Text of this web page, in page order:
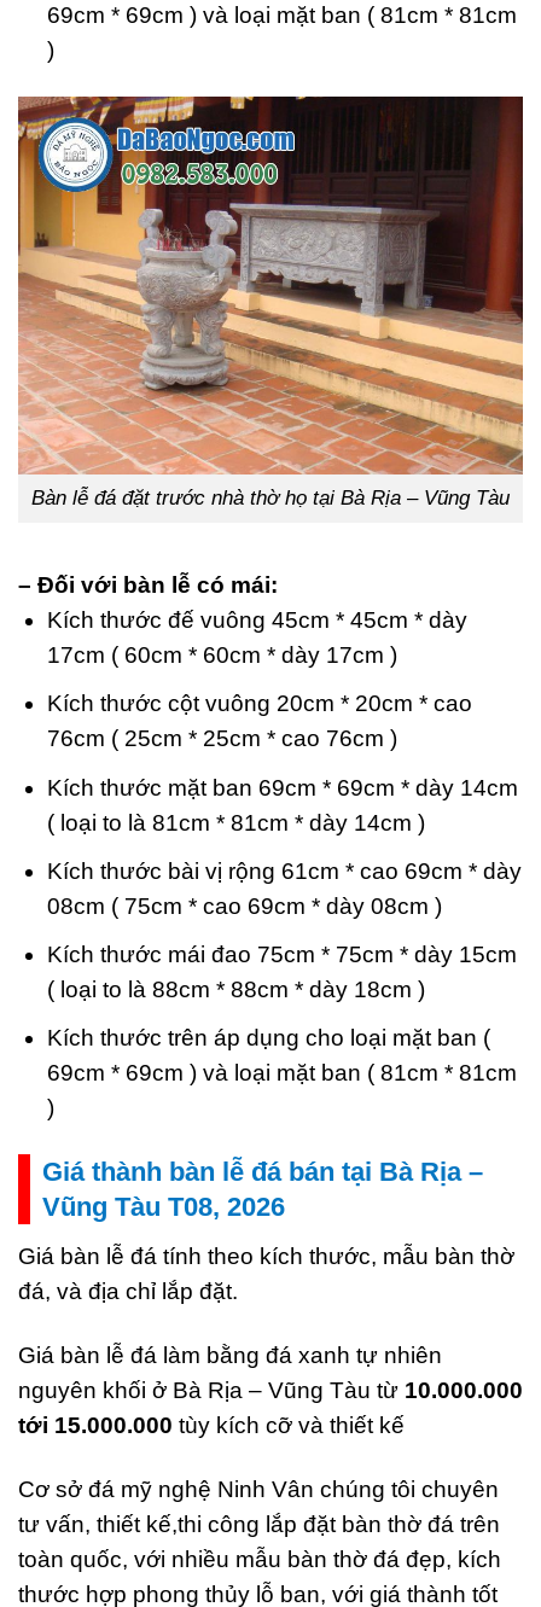
69cm * 69cm ) và loại mặt ban ( 81cm * 81cm
)
Bàn lễ đá đặt trước nhà thờ họ tại Bà Rịa – Vũng Tàu
– Đối với bàn lễ có mái:
Kích thước đế vuông 45cm * 45cm * dày
17cm ( 60cm * 60cm * dày 17cm )
Kích thước cột vuông 20cm * 20cm * cao
76cm ( 25cm * 25cm * cao 76cm )
Kích thước mặt ban 69cm * 69cm * dày 14cm
( loại to là 81cm * 81cm * dày 14cm )
Kích thước bài vị rộng 61cm * cao 69cm * dày
08cm ( 75cm * cao 69cm * dày 08cm )
Kích thước mái đao 75cm * 75cm * dày 15cm
( loại to là 88cm * 88cm * dày 18cm )
Kích thước trên áp dụng cho loại mặt ban (
69cm * 69cm ) và loại mặt ban ( 81cm * 81cm
)
Giá thành bàn lễ đá bán tại Bà Rịa –
Vũng Tàu T08, 2026
Giá bàn lễ đá tính theo kích thước, mẫu bàn thờ
đá, và địa chỉ lắp đặt.
Giá bàn lễ đá làm bằng đá xanh tự nhiên
nguyên khối ở Bà Rịa – Vũng Tàu từ 10.000.000
tới 15.000.000 tùy kích cỡ và thiết kế
Cơ sở đá mỹ nghệ Ninh Vân chúng tôi chuyên
tư vấn, thiết kế,thi công lắp đặt bàn thờ đá trên
toàn quốc, với nhiều mẫu bàn thờ đá đẹp, kích
thước hợp phong thủy lỗ ban, với giá thành tốt